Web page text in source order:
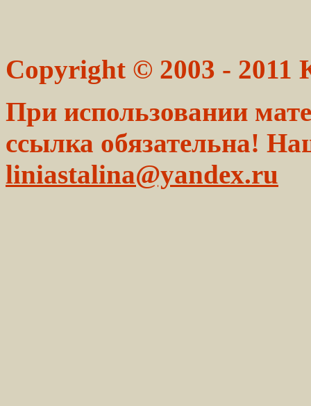
Copyright © 2003 - 2011
При использовании
ссылка обязательна!
liniastalina@yandex.ru